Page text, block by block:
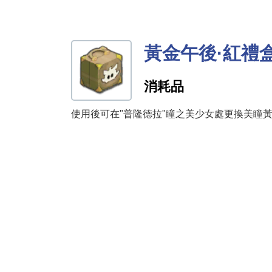
黃金午後·紅禮
消耗品
使用後可在"普隆德拉"瞳之美少女處更換美瞳